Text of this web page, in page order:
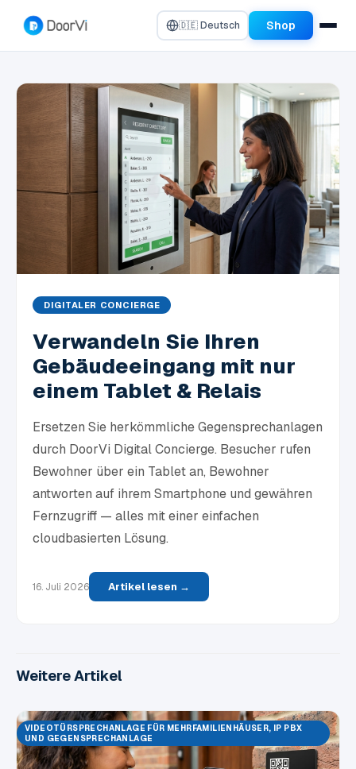
🇩🇪 Deutsch Shop
DIGITALER CONCIERGE
Verwandeln Sie Ihren
Gebäudeeingang mit nur
einem Tablet & Relais
Ersetzen Sie herkömmliche Gegensprechanlagen
durch DoorVi Digital Concierge. Besucher rufen
Bewohner über ein Tablet an, Bewohner
antworten auf ihrem Smartphone und gewähren
Fernzugriff — alles mit einer einfachen
cloudbasierten Lösung.
16. Juli 2026 Artikel lesen →
Weitere Artikel
VIDEOTÜRSPRECHANLAGE FÜR MEHRFAMILIENHÄUSER, IP PBX
UND GEGENSPRECHANLAGE